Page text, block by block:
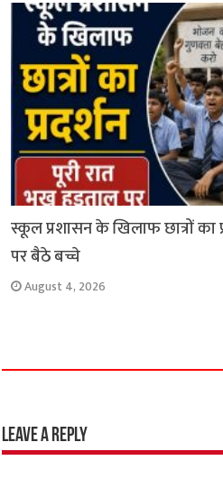
स्कूल प्रशासन के खिलाफ छात्रों का
पर बैठे बच्चे
August 4, 2026
Leave a Reply